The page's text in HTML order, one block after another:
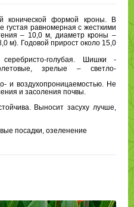
конической формой кроны. В
густая равномерная с жесткими
– 10,0 м, диаметр кроны –
м). Годовой прирост около 15,0
серебристо-голубая. Шишки -
зрелые – светло-
и воздухопроницаемостью. Не
и засоления почвы.
Выносит засуху лучше,
посадки, озеленение